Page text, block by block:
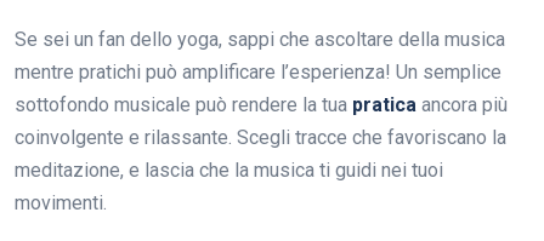
Se sei un fan dello yoga, sappi che ascoltare della musica
mentre pratichi può amplificare l’esperienza! Un semplice
sottofondo musicale può rendere la tua pratica ancora più
coinvolgente e rilassante. Scegli tracce che favoriscano la
meditazione, e lascia che la musica ti guidi nei tuoi
movimenti.